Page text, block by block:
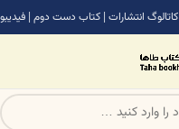
کاتالوگ انتشارات | کتاب دست دوم | فیدیبو